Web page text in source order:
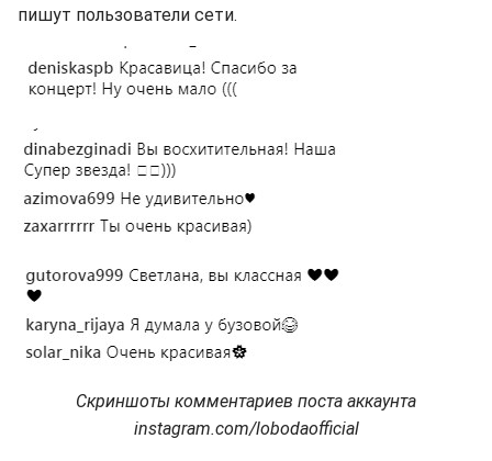
пишут пользователи сети.
Скриншоты комментариев поста аккаунта
instagram.com/lobodaofficial